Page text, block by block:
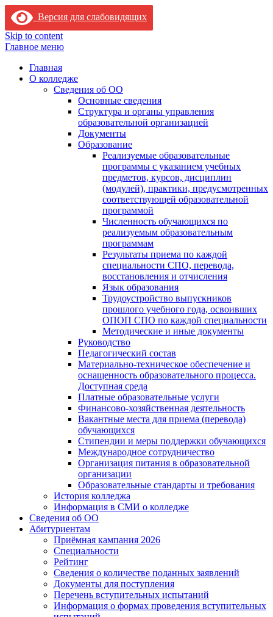
Версия для слабовидящих
Skip to content
Главное меню
Главная
О колледже
Сведения об ОО
Основные сведения
Структура и органы управления
образовательной организацией
Документы
Образование
Реализуемые образовательные
программы с указанием учебных
предметов, курсов, дисциплин
(модулей), практики, предусмотренных
соответствующей образовательной
программой
Численность обучающихся по
реализуемым образовательным
программам
Результаты приема по каждой
специальности СПО, перевода,
восстановления и отчисления
Язык образования
Трудоустройство выпускников
прошлого учебного года, освоивших
ОПОП СПО по каждой специальности
Методические и иные документы
Руководство
Педагогический состав
Материально-техническое обеспечение и
оснащенность образовательного процесса.
Доступная среда
Платные образовательные услуги
Финансово-хозяйственная деятельность
Вакантные места для приема (перевода)
обучающихся
Стипендии и меры поддержки обучающихся
Международное сотрудничество
Организация питания в образовательной
организации
Образовательные стандарты и требования
История колледжа
Информация в СМИ о колледже
Сведения об ОО
Абитуриентам
Приёмная кампания 2026
Специальности
Рейтинг
Сведения о количестве поданных заявлений
Документы для поступления
Перечень вступительных испытаний
Информация о формах проведения вступительных